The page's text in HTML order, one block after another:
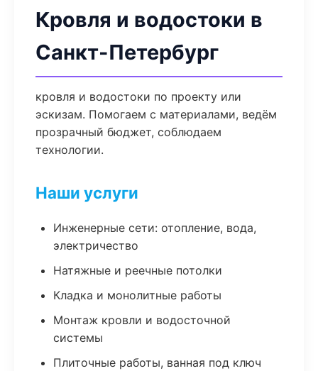
Кровля и водостоки в
Санкт-Петербург
кровля и водостоки по проекту или
эскизам. Помогаем с материалами, ведём
прозрачный бюджет, соблюдаем
технологии.
Наши услуги
Инженерные сети: отопление, вода,
электричество
Натяжные и реечные потолки
Кладка и монолитные работы
Монтаж кровли и водосточной
системы
Плиточные работы, ванная под ключ